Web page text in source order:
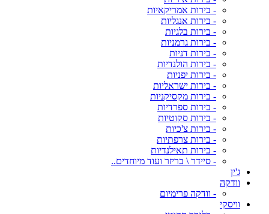
- בירות אמריקאיות
- בירות אנגליות
- בירות בלגיות
- בירות גרמניות
- בירות דניות
- בירות הולנדיות
- בירות יפניות
- בירות ישראליות
- בירות מקסיקניות
- בירות ספרדיות
- בירות סקוטיות
- בירות צ'כיות
- בירות צרפתיות
- בירות תאילנדיות
- סיידר \ בריזר ועוד מיוחדים..
ג'ין
וודקה
- וודקה פרימיום
וויסקי